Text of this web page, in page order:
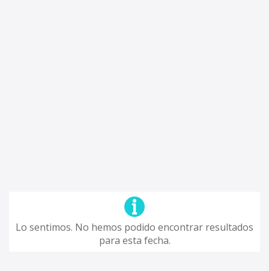
Lo sentimos. No hemos podido encontrar resultados
para esta fecha.